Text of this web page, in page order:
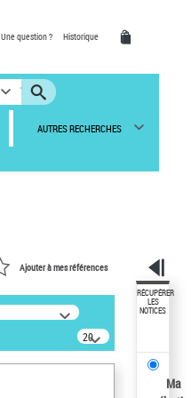
Une question ? Historique
AUTRES RECHERCHES
Ajouter à mes références
20
résultats/page
RÉCUPÉRER
LES
NOTICES
Ma